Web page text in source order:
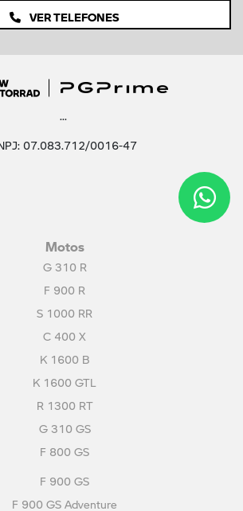
VER TELEFONES
...
07.083.712/0016-47
Motos
G 310 R
F 900 R
S 1000 RR
C 400 X
K 1600 B
K 1600 GTL
R 1300 RT
G 310 GS
F 800 GS
F 900 GS
F 900 GS Adventure